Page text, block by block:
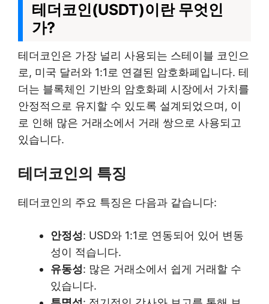
테더코인(USDT)이란 무엇인
가?
테더코인은 가장 널리 사용되는 스테이블 코인으
로, 미국 달러와 1:1로 연결된 암호화폐입니다. 테
더는 블록체인 기반의 암호화폐 시장에서 가치를
안정적으로 유지할 수 있도록 설계되었으며, 이
로 인해 많은 거래소에서 거래 쌍으로 사용되고
있습니다.
테더코인의 특징
테더코인의 주요 특징은 다음과 같습니다:
안정성: USD와 1:1로 연동되어 있어 변동
성이 적습니다.
유동성: 많은 거래소에서 쉽게 거래할 수
있습니다.